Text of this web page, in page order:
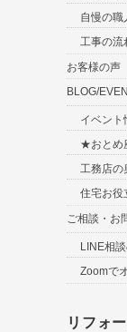
自慢の職
工事の流
お客様の声
BLOG/
イベント
★おとめ
工務店の
住宅お役
ご相談・お
LINE相
Zoomで
リフォ